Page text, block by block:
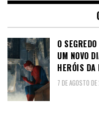
O
UM NOVO
HERÓIS DA
7 DE AGOSTO